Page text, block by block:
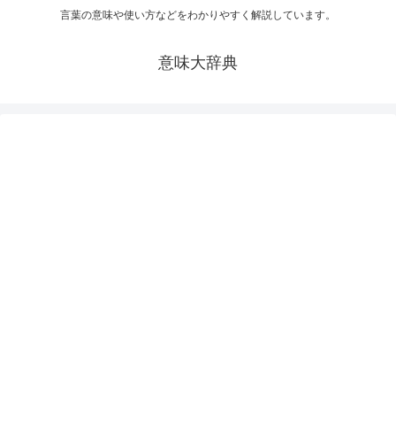
言葉の意味や使い方などをわかりやすく解説しています。
意味大辞典